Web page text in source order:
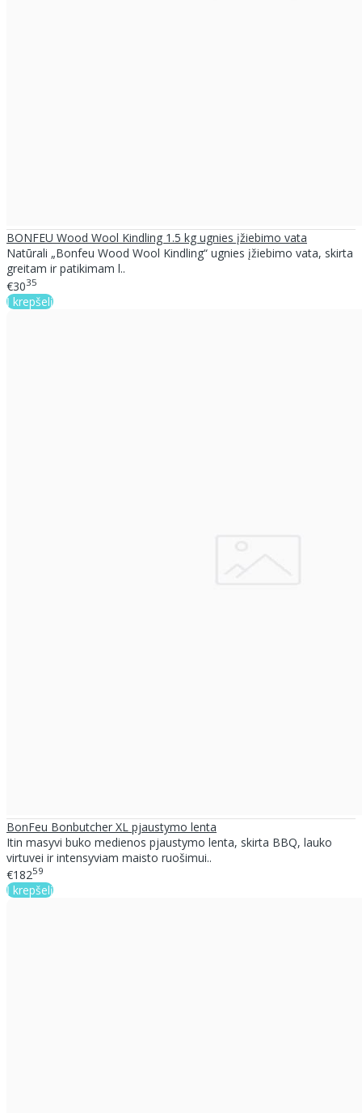
BONFEU Wood Wool Kindling 1.5 kg ugnies įžiebimo vata
Natūrali „Bonfeu Wood Wool Kindling“ ugnies įžiebimo vata, skirta
greitam ir patikimam l..
€3035
Į krepšelį
BonFeu Bonbutcher XL pjaustymo lenta
Itin masyvi buko medienos pjaustymo lenta, skirta BBQ, lauko
virtuvei ir intensyviam maisto ruošimui..
€18259
Į krepšelį